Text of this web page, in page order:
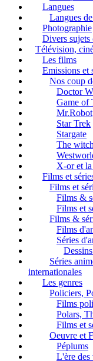
Langues
Langues
Photographie
Divers sujets
Télévision,
Les films
Emissions et
Nos coup
Doctor
Game of
Mr.Robot
Star Trek
Stargate
The
X-or et la
Films et
Films et
Films &
Films et
Films &
Films
Séries
Séries
internationales
Les genres
Policiers,
Films
Polars,
Films et
Oeuvre et
Péplums
L'ère